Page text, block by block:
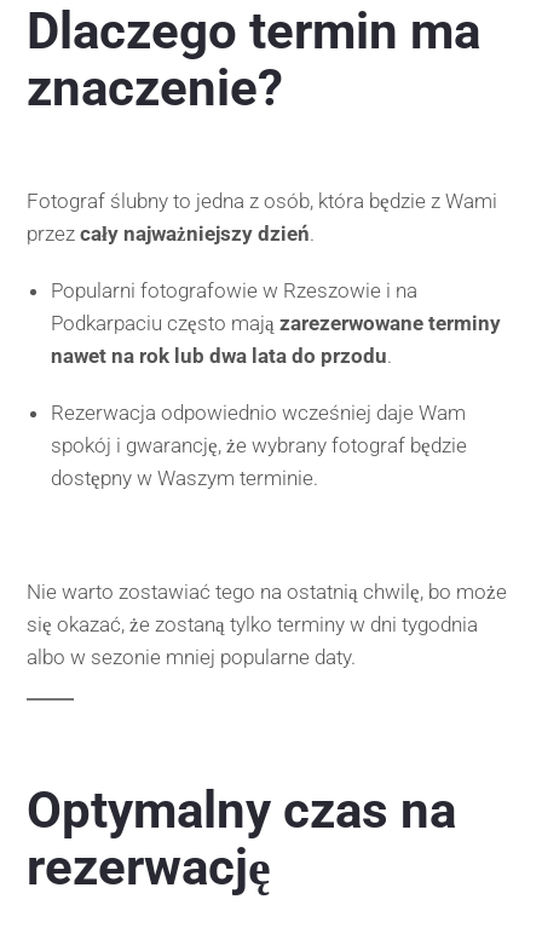
Dlaczego termin ma
znaczenie?
Fotograf ślubny to jedna z osób, która będzie z Wami
przezcały najważniejszy dzień.
Popularni fotografowie w Rzeszowie i na
Podkarpaciu często majązarezerwowane terminy
nawet na rok lub dwa lata do przodu.
Rezerwacja odpowiednio wcześniej daje Wam
spokój i gwarancję, że wybrany fotograf będzie
dostępny w Waszym terminie.
Nie warto zostawiać tego na ostatnią chwilę, bo może
się okazać, że zostaną tylko terminy w dni tygodnia
albo w sezonie mniej popularne daty.
Optymalny czas na
rezerwację